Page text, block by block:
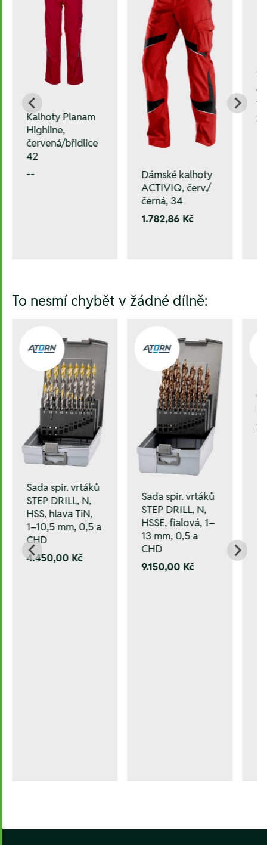
Kalhoty Planam
Highline,
červená/břidlice
42
--
Dámské kalhoty
ACTIVIQ, červ./
černá, 34
1.782,86 Kč
To nesmí chybět v žádné dílně:
Sada spir. vrtáků
STEP DRILL, N,
HSS, hlava TiN,
1–10,5 mm, 0,5 a
CHD
4.450,00 Kč
Sada spir. vrtáků
STEP DRILL, N,
HSSE, fialová, 1–
13 mm, 0,5 a
CHD
9.150,00 Kč